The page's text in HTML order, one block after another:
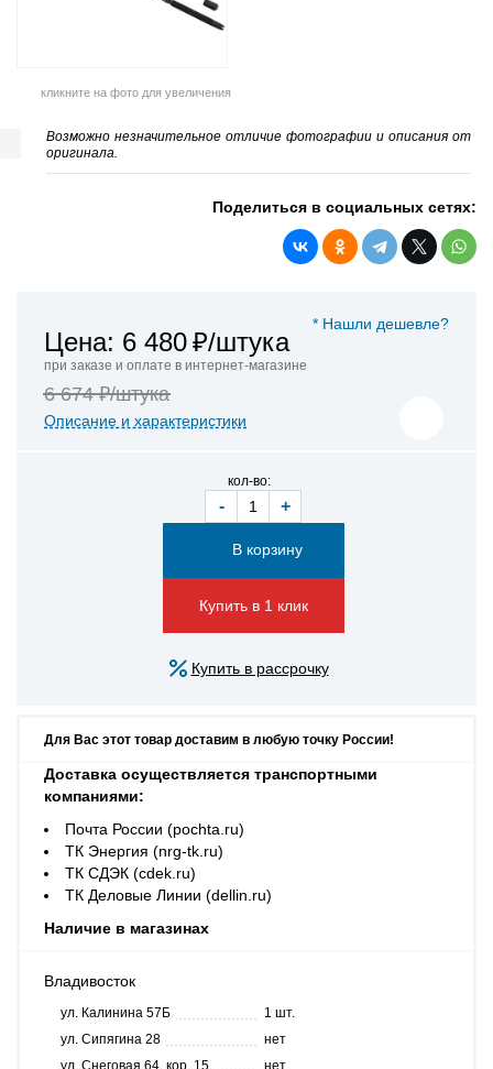
кликните на фото для увеличения
Возможно незначительное отличие фотографии и описания от
оригинала.
Поделиться в социальных сетях:
* Нашли дешевле?
Цена: 6 480₽/штука
при заказе и оплате в интернет-магазине
6 674 ₽/штука
Описание и характеристики
кол-во:
- +
Купить в 1 клик
Купить в рассрочку
Для Вас этот товар доставим в любую точку России!
Доставка осуществляется транспортными
компаниями:
Почта России (pochta.ru)
ТК Энергия (nrg-tk.ru)
ТК СДЭК (cdek.ru)
ТК Деловые Линии (dellin.ru)
Наличие в магазинах
Владивосток
ул. Калинина 57Б
1 шт.
ул. Сипягина 28
нет
ул. Снеговая 64, кор. 15
нет